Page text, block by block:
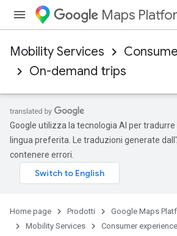
Maps
Mobility Services
On-demand trips
Google utilizza la tecnologia AI per
lingua preferita. Le traduzioni generate
contenere errori.
Home page Prodotti
Google Maps
Mobility Services
Consumer experience